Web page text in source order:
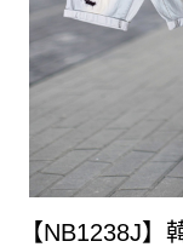
【NB1238J